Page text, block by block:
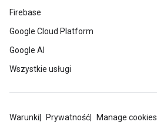
Firebase
Google Cloud Platform
Google AI
Wszystkie usługi
Warunki Prywatność Manage cookies